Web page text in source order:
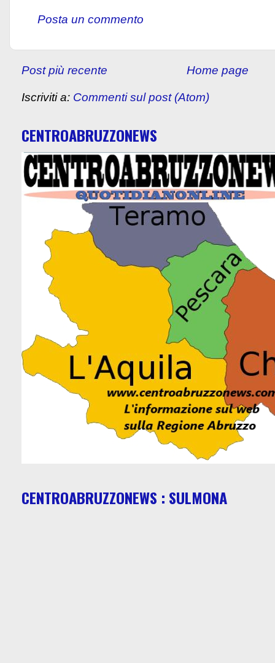
Posta un commento
Post più recente Home page
Iscriviti a: Commenti sul post (Atom)
CENTROABRUZZONEWS
CENTROABRUZZONEWS : SULMONA